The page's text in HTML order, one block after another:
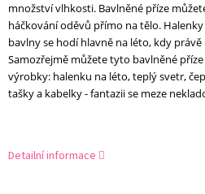
množství vlhkosti. Bavlněné příze
háčkování oděvů přímo na tělo.
bavlny se hodí hlavně na léto, kdy
Samozřejmě můžete tyto bavlněné
výrobky: halenku na léto, teplý svetr,
tašky a kabelky - fantazii se meze
Detailní informace